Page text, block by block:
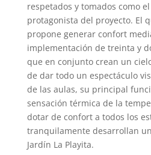
respetados y tomados como
protagonista del proyecto. El
propone generar confort
implementación de treinta y
que en conjunto crean un
de dar todo un espectáculo
de las aulas, su principal
sensación térmica de la
dotar de confort a todos los
tranquilamente desarrollan
Jardín La Playita.